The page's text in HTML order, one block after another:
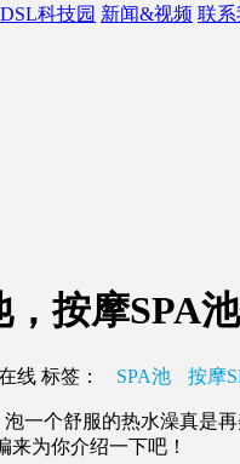
DSL科技园 新闻&视频 联系
按摩SPA
线 标签： SPA池 按摩
个舒服的热水澡真是再
来为你介绍一下吧！